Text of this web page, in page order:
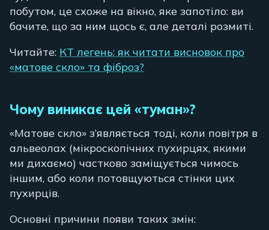
побутом, це схоже на вікно, яке запотіло: ви
бачите, що за ним щось є, але деталі розмиті.
Читайте: КТ легень: як читати висновок про
«матове скло» та фіброз?
Чому виникає цей «туман»?
«Матове скло» з’являється тоді, коли повітря в
альвеолах (мікроскопічних пухирцях, якими
ми дихаємо) частково заміщується чимось
іншим, або коли потовщуються стінки цих
пухирців.
Основні причини появи таких змін: